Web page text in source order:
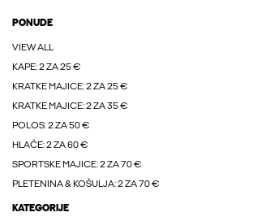
PONUDE
VIEW ALL
KAPE: 2 ZA 25 €
KRATKE MAJICE: 2 ZA 25 €
KRATKE MAJICE: 2 ZA 35 €
POLOS: 2 ZA 50 €
HLAČE: 2 ZA 60 €
SPORTSKE MAJICE: 2 ZA 70 €
PLETENINA & KOŠULJA: 2 ZA 70 €
KATEGORIJE